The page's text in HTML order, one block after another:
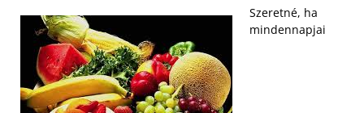
Szeretné, ha
mindennapjai